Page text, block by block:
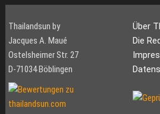
Thailandsun by
Jacques A. Maué
Ostelsheimer Str. 27
D-71034 Böblingen
Über
Die